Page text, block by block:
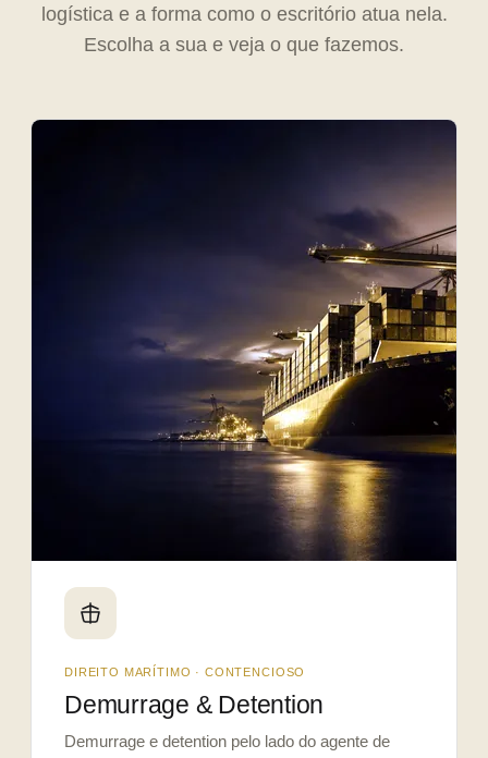
logística e a forma como o escritório atua nela.
Escolha a sua e veja o que fazemos.
DIREITO MARÍTIMO · CONTENCIOSO
Demurrage & Detention
Demurrage e detention pelo lado do agente de